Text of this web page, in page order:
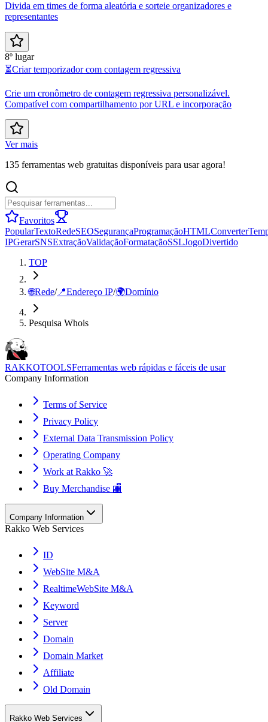
Divida em times de forma aleatória e sorteie organizadores e
representantes
8º lugar
⏳Criar temporizador com contagem regressiva
Crie um cronômetro de contagem regressiva personalizável.
Compatível com compartilhamento por URL e incorporação
Ver mais
135 ferramentas web gratuitas disponíveis para usar agora!
Favoritos
PopularTextoRedeSEOSegurançaProgramaçãoHTMLConverter
IPGerarSNSExtraçãoValidaçãoFormataçãoSSLJogoDivertido
TOP
🌐Rede/📍Endereço IP/🌍Domínio
Pesquisa Whois
RAKKOTOOLSFerramentas web rápidas e fáceis de usar
Company Information
Terms of Service
Privacy Policy
External Data Transmission Policy
Operating Company
Work at Rakko 🚀
Buy Merchandise 🏬
Company Information
Rakko Web Services
ID
WebSite M&A
RealtimeWebSite M&A
Keyword
Server
Domain
Domain Market
Affiliate
Old Domain
Rakko Web Services